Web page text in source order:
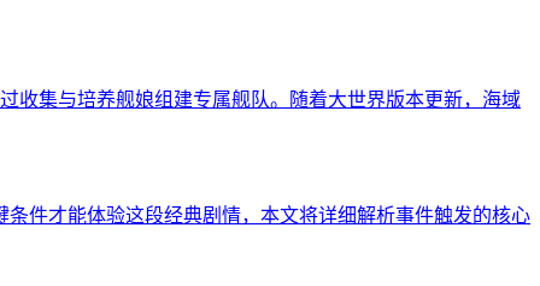
收集与培养舰娘组建专属舰队。随着大世界版本更新，海域
件才能体验这段经典剧情，本文将详细解析事件触发的核心